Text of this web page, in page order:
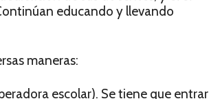
educando y llevando
maneras:
escolar). Se tiene que entrar